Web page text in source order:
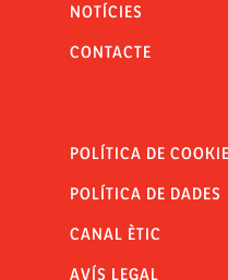
NOTÍCIES
CONTACTE
POLÍTICA DE
POLÍTICA DE DADES
CANAL ÈTIC
AVÍS LEGAL